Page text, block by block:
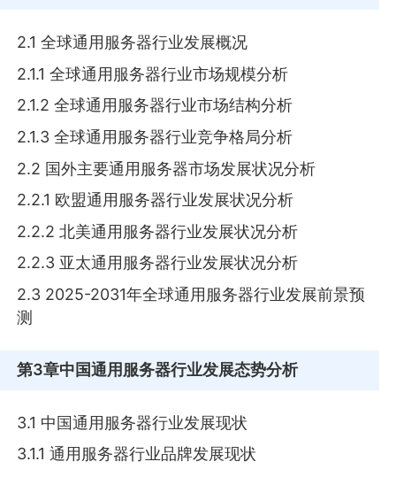
2.1 全球通用服务器行业发展概况
2.1.1 全球通用服务器行业市场规模分析
2.1.2 全球通用服务器行业市场结构分析
2.1.3 全球通用服务器行业竞争格局分析
2.2 国外主要通用服务器市场发展状况分析
2.2.1 欧盟通用服务器行业发展状况分析
2.2.2 北美通用服务器行业发展状况分析
2.2.3 亚太通用服务器行业发展状况分析
2.3 2025-2031年全球通用服务器行业发展前景预
测
第3章中国通用服务器行业发展态势分析
3.1 中国通用服务器行业发展现状
3.1.1 通用服务器行业品牌发展现状